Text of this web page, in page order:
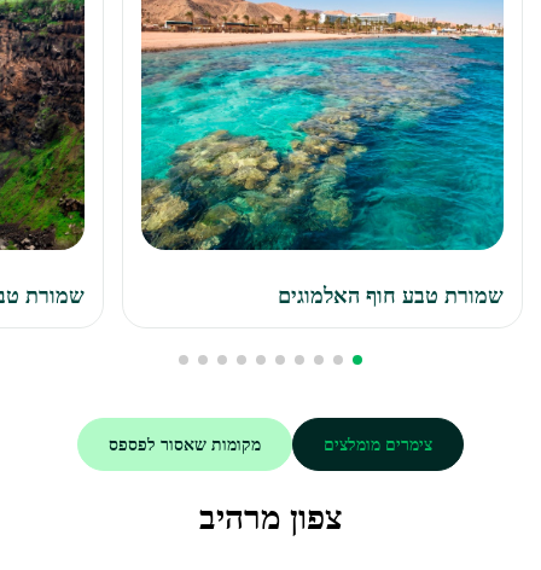
שמורת טבע חוף האלמוגים שמורת
צימרים מומלצים מקומות שאסור לפספס
צפון מרהיב